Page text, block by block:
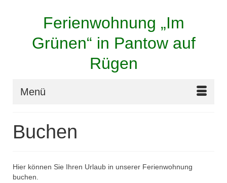
Ferienwohnung „Im
Grünen“ in Pantow auf
Rügen
Menü
Buchen
Hier können Sie Ihren Urlaub in unserer Ferienwohnung
buchen.